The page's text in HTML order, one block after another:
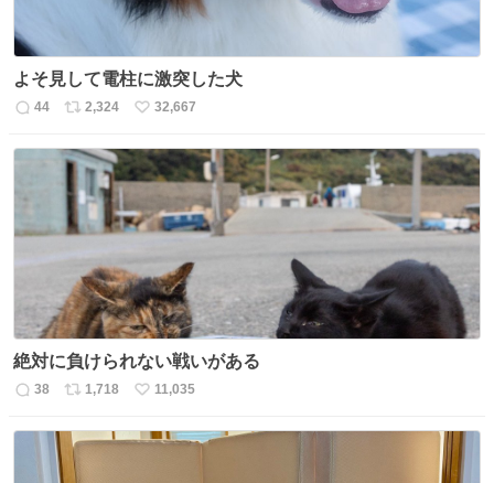
よそ見して電柱に激突した犬
返
数
44
リ
ス
ト
数
2,324
い
ね
数
32,667
絶対に負けられない戦いがある
返
38
リ
ス
ト
1,718
い
ね
11,035